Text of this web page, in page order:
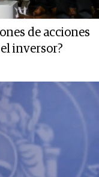
de acciones
inversor?